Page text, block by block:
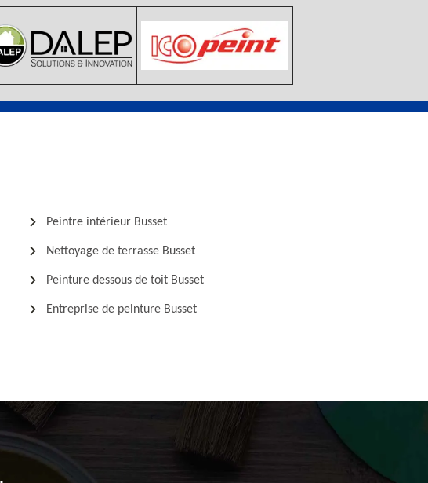
Peintre intérieur Busset
Nettoyage de terrasse Busset
Peinture dessous de toit Busset
Entreprise de peinture Busset